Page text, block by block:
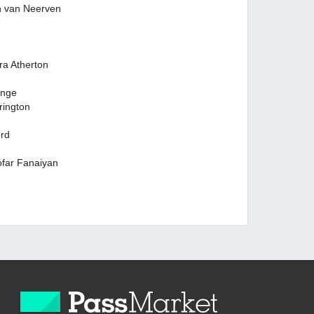
van Neerven
Atherton
Fanaiyan